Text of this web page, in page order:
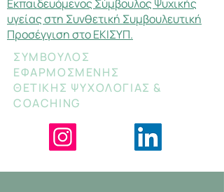
ΣΥΜΒΟΥΛΟΣ
ΕΦΑΡΜΟΣΜΕΝΗΣ
ΘΕΤΙΚΗΣ ΨΥΧΟΛΟΓΙΑΣ &
COACHING
Εκπαιδευόμενος Σύμβουλος Ψυχικής
υγείας στη Συνθετική Συμβουλευτική
Προσέγγιση στο ΕΚΙΣΥΠ.